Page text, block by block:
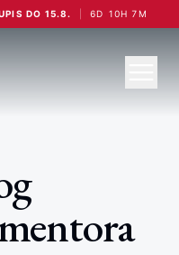
DO 15.8. 6D 10H 7M